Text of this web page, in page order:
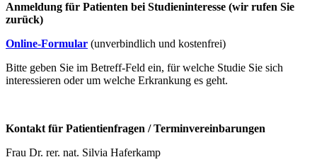
Anmeldung für Patienten bei Studieninteresse (wir rufen Sie
zurück)
Online-Formular (unverbindlich und kostenfrei)
Bitte geben Sie im Betreff-Feld ein, für welche Studie Sie sich
interessieren oder um welche Erkrankung es geht.
Kontakt für Patientienfragen / Terminvereinbarungen
Frau Dr. rer. nat. Silvia Haferkamp